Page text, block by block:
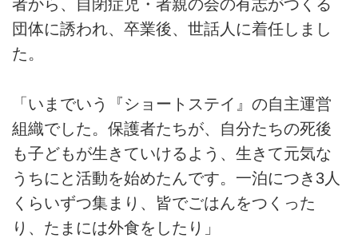
者から、自閉症児・者親の会の有志がつくる
団体に誘われ、卒業後、世話人に着任しまし
た。
「いまでいう『ショートステイ』の自主運営
組織でした。保護者たちが、自分たちの死後
も子どもが生きていけるよう、生きて元気な
うちにと活動を始めたんです。一泊につき3人
くらいずつ集まり、皆でごはんをつくった
り、たまには外食をしたり」